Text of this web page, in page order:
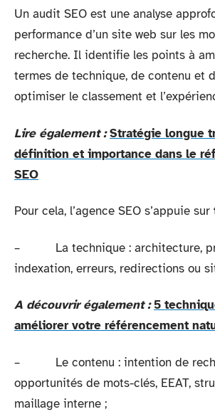
Un audit SEO est une analyse
performance d’un site web sur les
recherche. Il identifie les points à
termes de technique, de contenu et
optimiser le classement et
Lire également : Stratégie longue
définition et importance dans le
SEO
Pour cela, l’agence SEO s’appuie sur
– La technique : architecture,
indexation, erreurs, redirections ou
A découvrir également : 5
améliorer votre référencement
– Le contenu : intention de
opportunités de mots-clés, EEAT,
maillage interne ;